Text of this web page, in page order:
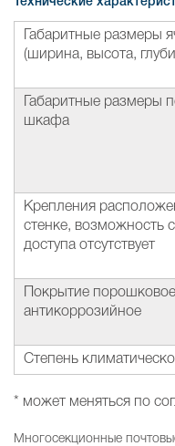
Габаритные размеры
(ширина, высота,
Габаритные размеры
шкафа
Крепления
стенке, возможность
доступа отсутствует
Покрытие порошковое
антикоррозийное
Степень
* может меняться по
Многосекционные